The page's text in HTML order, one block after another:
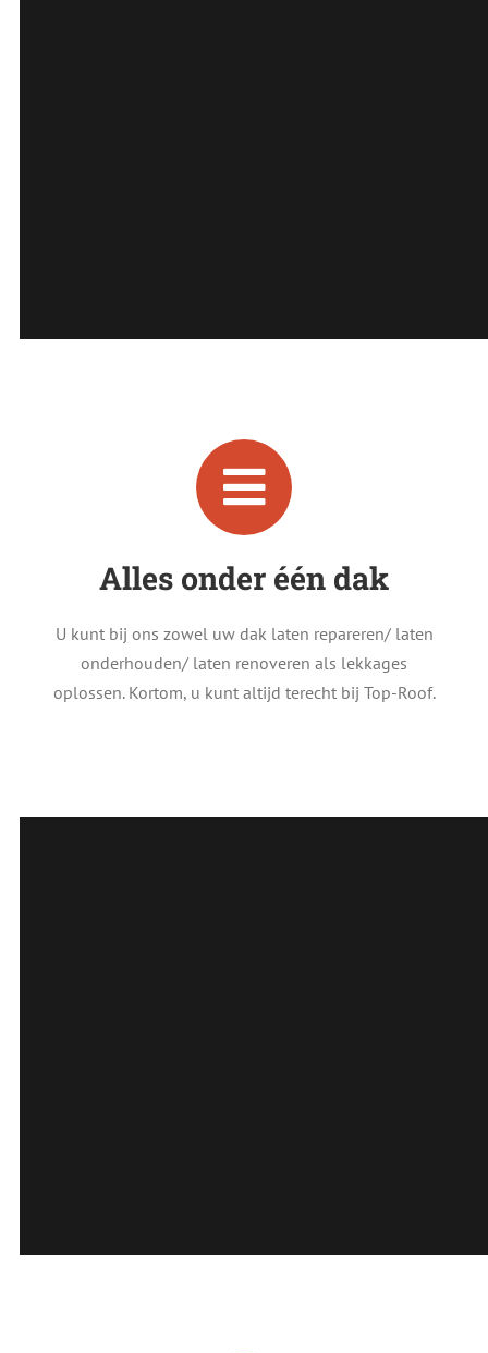
Alles onder één dak
U kunt bij ons zowel uw dak laten repareren/ laten
onderhouden/ laten renoveren als lekkages
oplossen. Kortom, u kunt altijd terecht bij Top-Roof.